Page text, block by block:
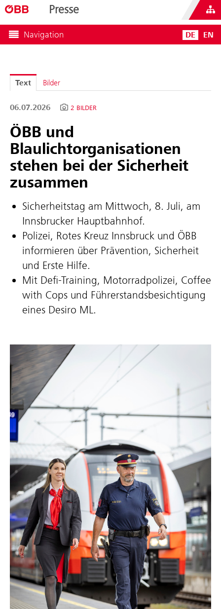
Presse
Navigation DE EN
Text Bilder
06.07.2026 2 BILDER
ÖBB und
Blaulichtorganisationen
stehen bei der Sicherheit
zusammen
Sicherheitstag am Mittwoch, 8. Juli, am
Innsbrucker Hauptbahnhof.
Polizei, Rotes Kreuz Innsbruck und ÖBB
informieren über Prävention, Sicherheit
und Erste Hilfe.
Mit Defi-Training, Motorradpolizei, Coffee
with Cops und Führerstandsbesichtigung
eines Desiro ML.